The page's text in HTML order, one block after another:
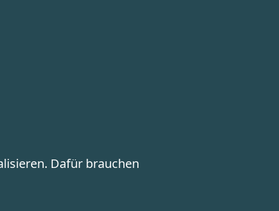
Dafür brauchen